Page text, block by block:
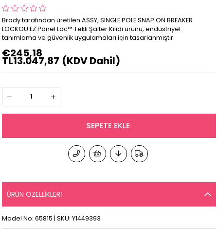
Brady tarafından üretilen ASSY, SINGLE POLE SNAP ON BREAKER
LOCKOU EZ Panel Loc™ Tekli Şalter Kilidi ürünü, endüstriyel
tanımlama ve güvenlik uygulamaları için tasarlanmıştır.
€245,18
TL13.047,87 (KDV Dahil)
ÜRÜN ÖZELLIKLERI
Model No: 65815 | SKU: Y1449393